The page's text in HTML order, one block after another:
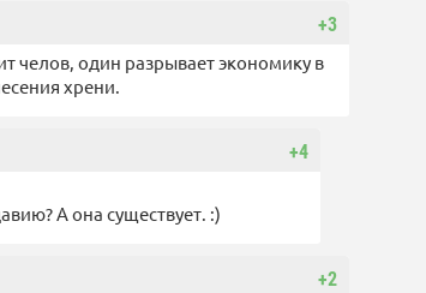
+3
челов, один разрывает экономику в
хрени.
+4
А она существует. :)
+2